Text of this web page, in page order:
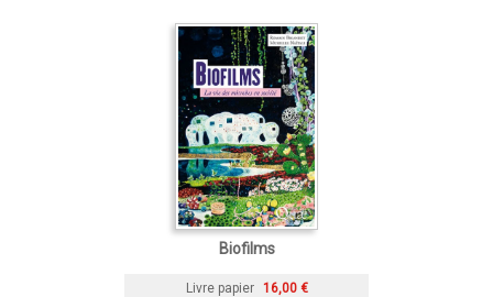
Biofilms
Livre papier 16,00 €